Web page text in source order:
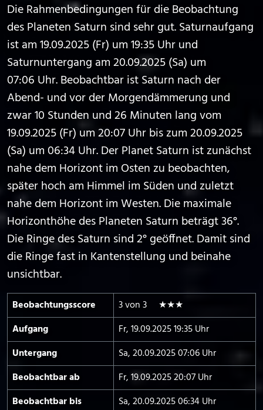
Die Rahmenbedingungen für die Beobachtung
des Planeten Saturn sind sehr gut. Saturnaufgang
ist am 19.09.2025 (Fr) um 19:35 Uhr und
Saturnuntergang am 20.09.2025 (Sa) um
07:06 Uhr. Beobachtbar ist Saturn nach der
Abend- und vor der Morgendämmerung und
zwar 10 Stunden und 26 Minuten lang vom
19.09.2025 (Fr) um 20:07 Uhr bis zum 20.09.2025
(Sa) um 06:34 Uhr. Der Planet Saturn ist zunächst
nahe dem Horizont im Osten zu beobachten,
später hoch am Himmel im Süden und zuletzt
nahe dem Horizont im Westen. Die maximale
Horizonthöhe des Planeten Saturn beträgt 36°.
Die Ringe des Saturn sind 2° geöffnet. Damit sind
die Ringe fast in Kantenstellung und beinahe
unsichtbar.
Beobachtungs­score
3 von 3 ★★★
Aufgang
Fr, 19.09.2025 19:35 Uhr
Untergang
Sa, 20.09.2025 07:06 Uhr
Beobachtbar ab
Fr, 19.09.2025 20:07 Uhr
Beobachtbar bis
Sa, 20.09.2025 06:34 Uhr